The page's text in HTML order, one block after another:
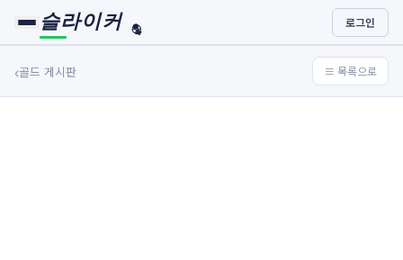
슬라이커 🏀
⚾ 로그인
‹골드 게시판 ≡ 목록으로